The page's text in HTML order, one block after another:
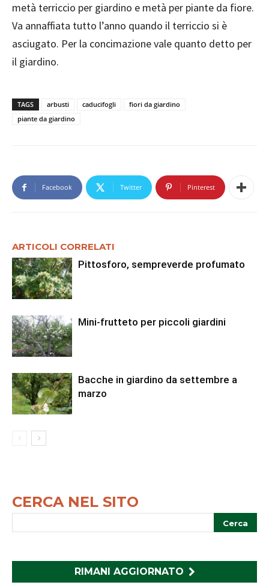
metà terriccio per giardino e metà per piante da fiore.
Va annaffiata tutto l’anno quando il terriccio si è
asciugato. Per la concimazione vale quanto detto per
il giardino.
TAGS arbusti caducifogli
fiori da giardino
piante da giardino
Facebook Twitter Pinterest
ARTICOLI CORRELATI
Pittosforo, sempreverde profumato
Mini-frutteto per piccoli giardini
Bacche in giardino da settembre a
marzo
CERCA NEL SITO
RIMANI AGGIORNATO